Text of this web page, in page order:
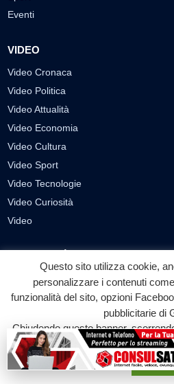
Eventi
VIDEO
Video Cronaca
Video Politica
Video Attualità
Video Economia
Video Cultura
Video Sport
Video Tecnologie
Video Curiosità
Video
Richiesta pubblicazione articoli/banner
SEGUICI SUI SOCIAL
f
Facebook
◎
Instagram
Questo sito utilizza cookie,
personalizzare i contenuti
funzionalità del sito, opzioni
pubblicitarie di
Chiudendo questo banner,
su qualunque suo elemento
Accetta